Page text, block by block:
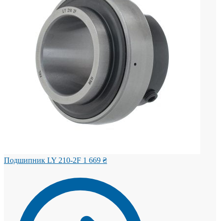
Подшипник LY 210-2F 1 669 ₴